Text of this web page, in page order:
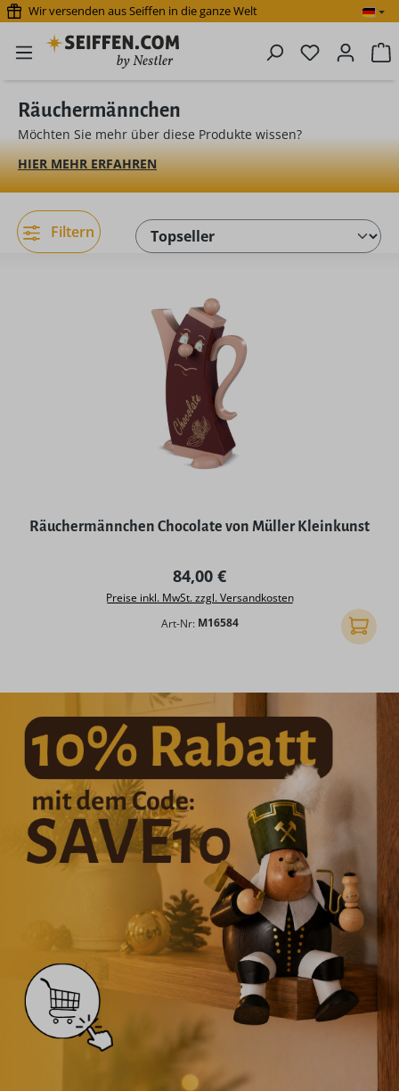
Zum Hauptinhalt springen
Wir versenden aus Seiffen in die ganze Welt
Du hast 0
Räuchermännchen
Möchten Sie mehr über diese Produkte wissen?
HIER MEHR ERFAHREN
Filtern
Räuchermännchen Chocolate von Müller Kleinkunst
Regulärer Preis:
84,00 €
Preise inkl. MwSt. zzgl. Versandkosten
Art-Nr: M16584 In den